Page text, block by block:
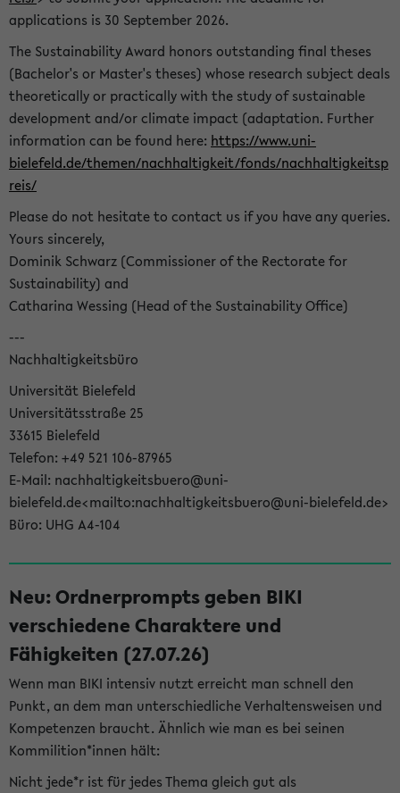
applications is 30 September 2026.
The Sustainability Award honors outstanding final theses
(Bachelor's or Master's theses) whose research subject deals
theoretically or practically with the study of sustainable
development and/or climate impact (adaptation. Further
information can be found here: https://www.uni-
bielefeld.de/themen/nachhaltigkeit/fonds/nachhaltigkeitsp
reis/
Please do not hesitate to contact us if you have any queries.
Yours sincerely,
Dominik Schwarz (Commissioner of the Rectorate for
Sustainability) and
Catharina Wessing (Head of the Sustainability Office)
---
Nachhaltigkeitsbüro
Universität Bielefeld
Universitätsstraße 25
33615 Bielefeld
Telefon: +49 521 106-87965
E-Mail: nachhaltigkeitsbuero@uni-
bielefeld.de<mailto:nachhaltigkeitsbuero@uni-bielefeld.de>
Büro: UHG A4-104
Neu: Ordnerprompts geben BIKI
verschiedene Charaktere und
Fähigkeiten (27.07.26)
Wenn man BIKI intensiv nutzt erreicht man schnell den
Punkt, an dem man unterschiedliche Verhaltensweisen und
Kompetenzen braucht. Ähnlich wie man es bei seinen
Kommilition*innen hält:
Nicht jede*r ist für jedes Thema gleich gut als